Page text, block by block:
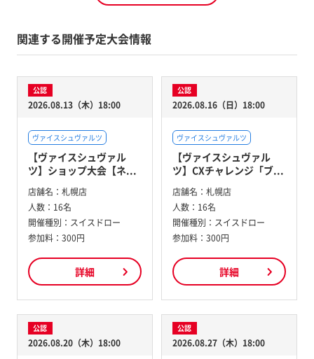
関連する開催予定大会情報
公認
2026.08.13（木）18:00
ヴァイスシュヴァルツ
【ヴァイスシュヴァル
ツ】ショップ大会【ネ...
店舗名： 札幌店
人数： 16名
開催種別： スイスドロー
参加料： 300円
詳細
公認
2026.08.16（日）18:00
ヴァイスシュヴァルツ
【ヴァイスシュヴァル
ツ】CXチャレンジ「ブ...
店舗名： 札幌店
人数： 16名
開催種別： スイスドロー
参加料： 300円
詳細
公認
2026.08.20（木）18:00
公認
2026.08.27（木）18:00